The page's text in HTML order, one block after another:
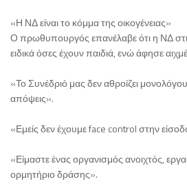
«Η ΝΔ είναι το κόμμα της οικογένειας»
Ο πρωθυπουργός επανέλαβε ότι η ΝΔ
ειδικά όσες έχουν παιδιά, ενώ άφησε
«Το Συνέδριό μας δεν αθροίζει
απόψεις».
«Εμείς δεν έχουμε face control στην
«Είμαστε ένας οργανισμός ανοιχτός,
ορμητήριο δράσης».